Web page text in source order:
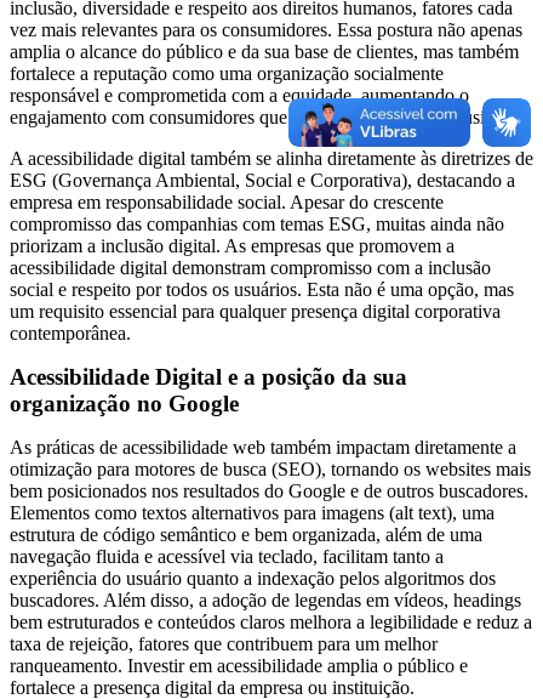
inclusão, diversidade e respeito aos direitos humanos, fatores cada
vez mais relevantes para os consumidores. Essa postura não apenas
amplia o alcance do público e da sua base de clientes, mas também
fortalece a reputação como uma organização socialmente
responsável e comprometida com a equidade, aumentando o
engajamento com consumidores que valorizam práticas inclusivas.
A acessibilidade digital também se alinha diretamente às diretrizes de
ESG (Governança Ambiental, Social e Corporativa), destacando a
empresa em responsabilidade social. Apesar do crescente
compromisso das companhias com temas ESG, muitas ainda não
priorizam a inclusão digital. As empresas que promovem a
acessibilidade digital demonstram compromisso com a inclusão
social e respeito por todos os usuários. Esta não é uma opção, mas
um requisito essencial para qualquer presença digital corporativa
contemporânea.
Acessibilidade Digital e a posição da sua
organização no Google
As práticas de acessibilidade web também impactam diretamente a
otimização para motores de busca (SEO), tornando os websites mais
bem posicionados nos resultados do Google e de outros buscadores.
Elementos como textos alternativos para imagens (alt text), uma
estrutura de código semântico e bem organizada, além de uma
navegação fluida e acessível via teclado, facilitam tanto a
experiência do usuário quanto a indexação pelos algoritmos dos
buscadores. Além disso, a adoção de legendas em vídeos, headings
bem estruturados e conteúdos claros melhora a legibilidade e reduz a
taxa de rejeição, fatores que contribuem para um melhor
ranqueamento. Investir em acessibilidade amplia o público e
fortalece a presença digital da empresa ou instituição.